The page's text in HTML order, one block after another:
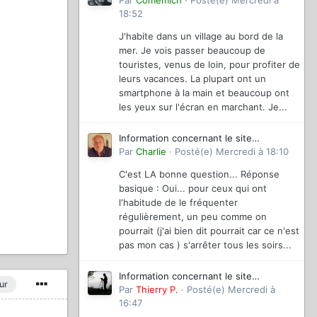
18:52
J'habite dans un village au bord de la
mer. Je vois passer beaucoup de
touristes, venus de loin, pour profiter de
leurs vacances. La plupart ont un
smartphone à la main et beaucoup ont
les yeux sur l'écran en marchant. Je...
Information concernant le site
magazinevideo
Par Charlie · Posté(e) Mercredi à 18:10
C'est LA bonne question... Réponse
basique : Oui... pour ceux qui ont
l'habitude de le fréquenter
régulièrement, un peu comme on
pourrait (j'ai bien dit pourrait car ce n'est
pas mon cas ) s'arrêter tous les soirs...
Information concernant le site
magazinevideo
Par Thierry P. · Posté(e) Mercredi à
16:47